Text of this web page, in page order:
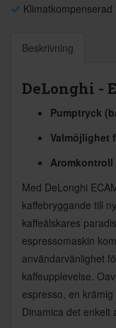
Beskrivning
DeLonghi -
Pumptryck
Valmöjlighet
Aromkontroll
Med DeLonghi
kaffebryggande till
kaffeälskares
espressomaskin
användarvänlighet
kaffeupplevelse.
espresso, en
Dinamica det enkelt